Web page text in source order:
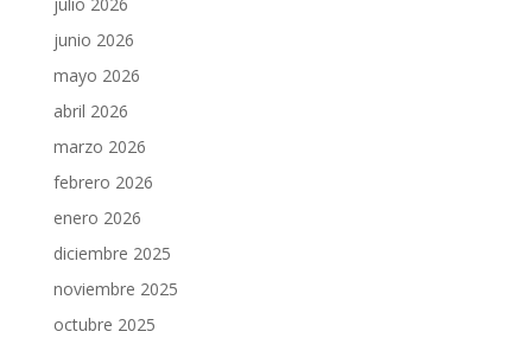
julio 2026
junio 2026
mayo 2026
abril 2026
marzo 2026
febrero 2026
enero 2026
diciembre 2025
noviembre 2025
octubre 2025